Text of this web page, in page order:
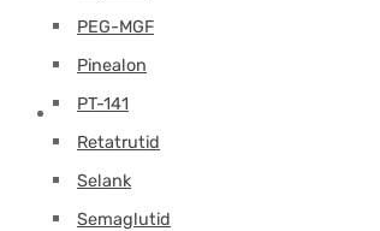
PEG-MGF
Pinealon
PT-141
Retatrutid
Selank
Semaglutid